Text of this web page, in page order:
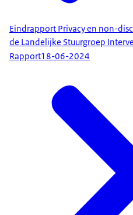
Eindrapport Privacy en non-
de Landelijke Stuurgroep
Rapport18-06-2024